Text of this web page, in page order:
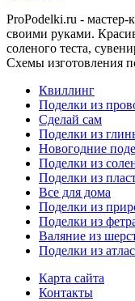
ProPodelki.ru - мастер-
своими руками.
соленого теста,
Схемы изготовления
Квиллинг
Поделки из
Сделай сам
Поделки из
Новогодние
Поделки из
Поделки из
Все для дома
Поделки из
Поделки из
Валяние из
Поделки из
Карта сайта
Контакты